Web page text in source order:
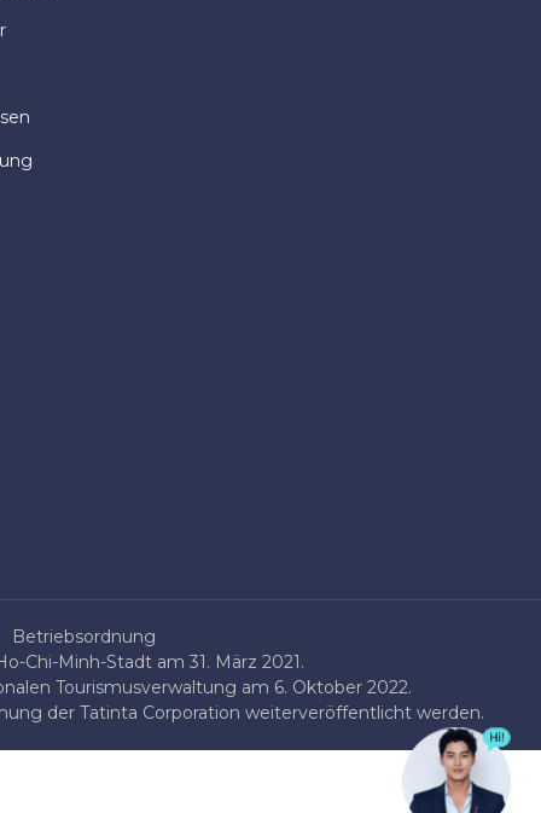
Betriebsordnung
Chi-Minh-Stadt am 31. März 2021.
Tourismusverwaltung am 6. Oktober 2022.
der Tatinta Corporation weiterveröffentlicht werden.